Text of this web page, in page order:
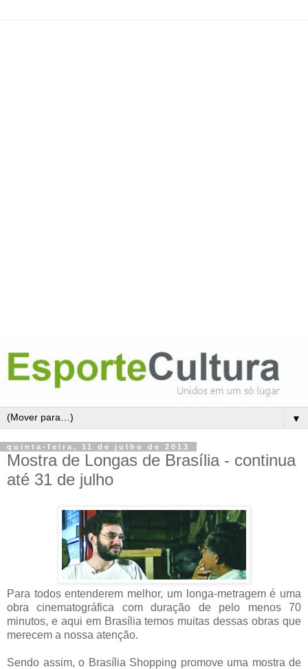
▼
quinta-feira, 11 de julho de 2013
Mostra de Longas de Brasília - continua
até 31 de julho
Para todos entenderem melhor, um longa-metragem é uma
obra cinematográfica com duração de pelo menos 70
minutos, e aqui em Brasília temos muitas dessas obras que
merecem a nossa atenção.
Sendo assim, o Brasília Shopping promove uma mostra de